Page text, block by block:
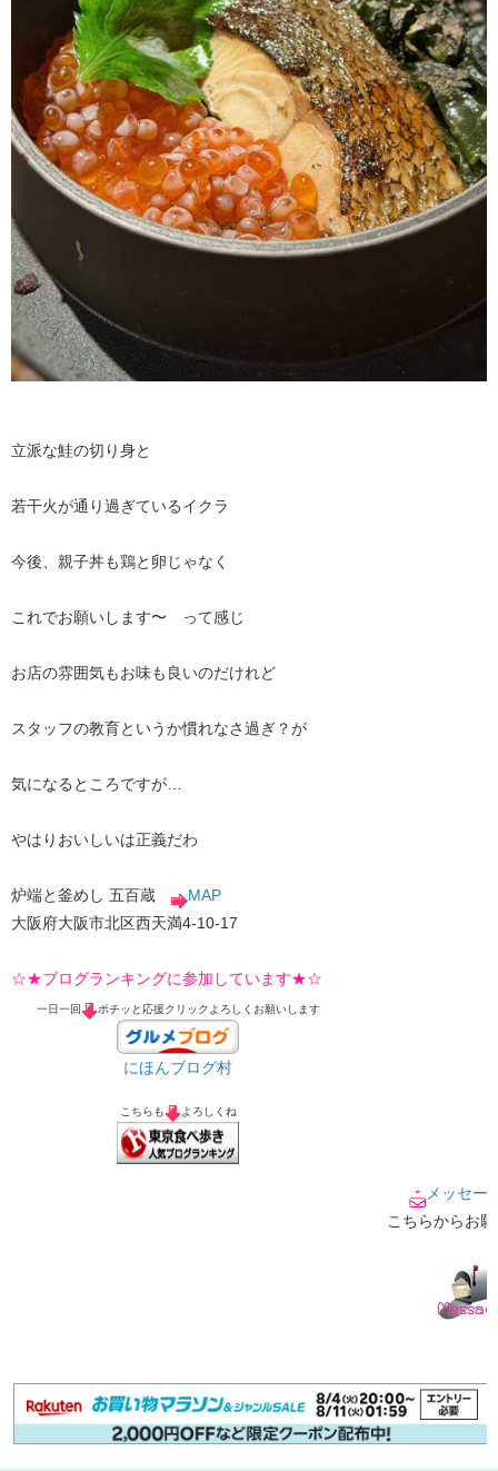
立派な鮭の切り身と
若干火が通り過ぎているイクラ
今後、親子丼も鶏と卵じゃなく
これでお願いします〜 って感じ
お店の雰囲気もお味も良いのだけれど
スタッフの教育というか慣れなさ過ぎ？が
気になるところですが…
やはりおいしいは正義だわ
炉端と釜めし 五百蔵
MAP
大阪府大阪市北区西天満4-10-17
☆★ブログランキングに参加しています★☆
一日一回 ポチッと応援クリックよろしくお願いします
にほんブログ村
こちらも よろしくね
メッセー
こちらからお